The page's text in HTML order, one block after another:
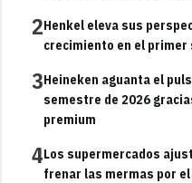
2Henkel eleva sus
crecimiento en el primer
3Heineken aguanta el
semestre de 2026
premium
4Los supermercados
frenar las mermas por